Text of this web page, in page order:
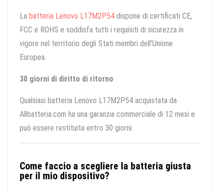
La batteria Lenovo L17M2P54 dispone di certificati CE,
FCC e ROHS e soddisfa tutti i requisiti di sicurezza in
vigore nel territorio degli Stati membri dell'Unione
Europea.
30 giorni di diritto di ritorno
Qualsiasi batteria Lenovo L17M2P54 acquistata da
Allbatteria.com ha una garanzia commerciale di 12 mesi e
può essere restituita entro 30 giorni.
Come faccio a scegliere la batteria giusta
per il mio dispositivo?